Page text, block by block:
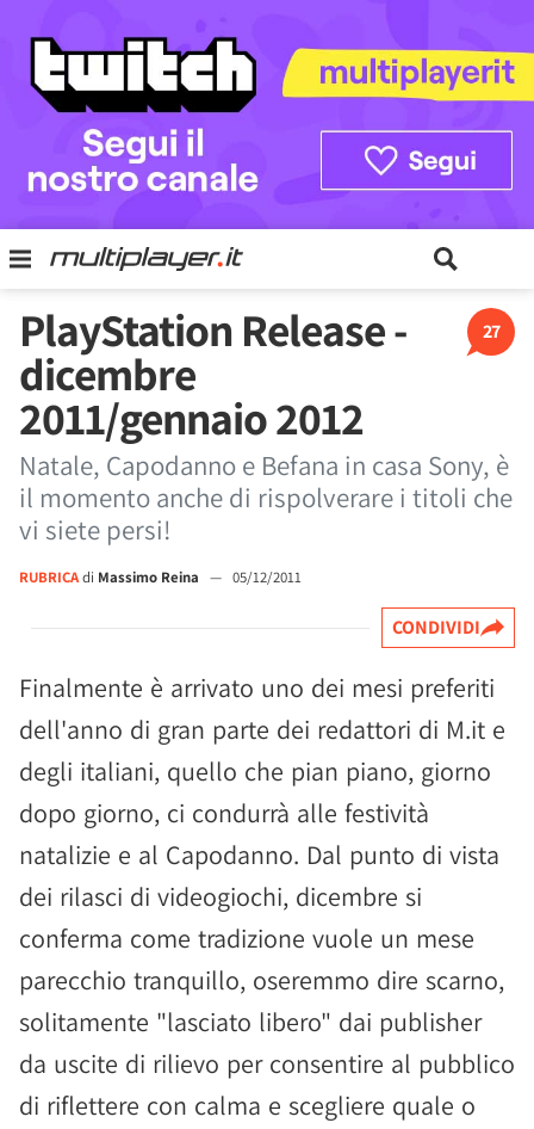
27
PlayStation Release -
dicembre
2011/gennaio 2012
Natale, Capodanno e Befana in casa Sony, è
il momento anche di rispolverare i titoli che
vi siete persi!
RUBRICAdi Massimo Reina — 05/12/2011
CONDIVIDI
Finalmente è arrivato uno dei mesi preferiti
dell'anno di gran parte dei redattori di M.it e
degli italiani, quello che pian piano, giorno
dopo giorno, ci condurrà alle festività
natalizie e al Capodanno. Dal punto di vista
dei rilasci di videogiochi, dicembre si
conferma come tradizione vuole un mese
parecchio tranquillo, oseremmo dire scarno,
solitamente "lasciato libero" dai publisher
da uscite di rilievo per consentire al pubblico
di riflettere con calma e scegliere quale o